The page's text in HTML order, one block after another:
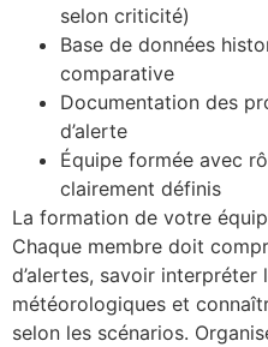
selon criticité)
Base de données
comparative
Documentation des
d’alerte
Équipe formée avec
clairement définis
La formation de votre
Chaque membre doit
d’alertes, savoir interpréter
météorologiques et
selon les scénarios.